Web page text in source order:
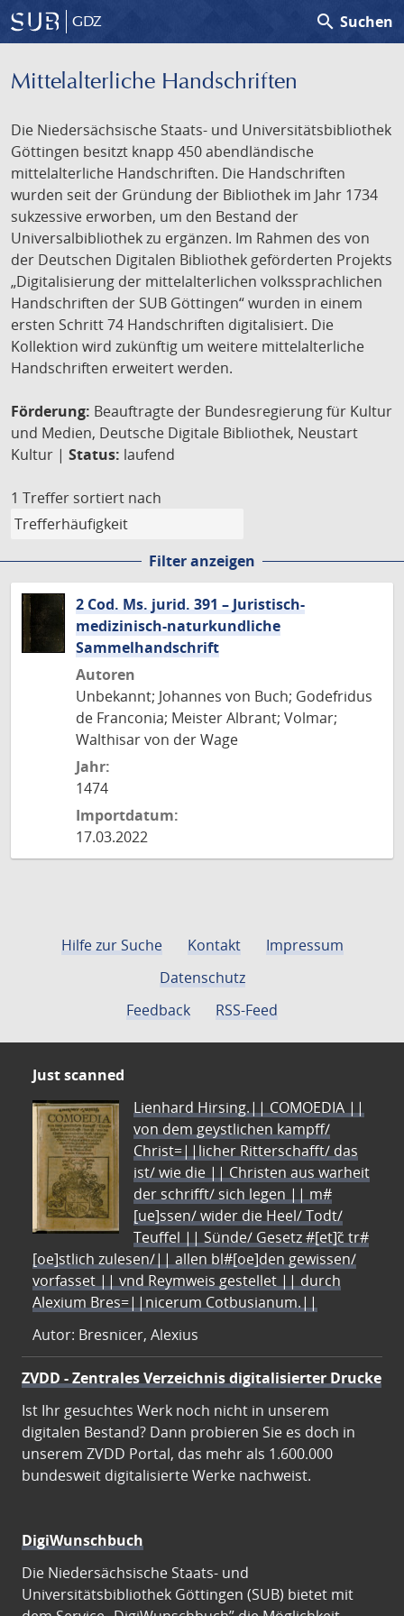
GDZ search Suchen
Mittelalterliche Handschriften
Die Niedersächsische Staats- und Universitätsbibliothek
Göttingen besitzt knapp 450 abendländische
mittelalterliche Handschriften. Die Handschriften
wurden seit der Gründung der Bibliothek im Jahr 1734
sukzessive erworben, um den Bestand der
Universalbibliothek zu ergänzen. Im Rahmen des von
der Deutschen Digitalen Bibliothek geförderten Projekts
„Digitalisierung der mittelalterlichen volkssprachlichen
Handschriften der SUB Göttingen“ wurden in einem
ersten Schritt 74 Handschriften digitalisiert. Die
Kollektion wird zukünftig um weitere mittelalterliche
Handschriften erweitert werden.
Förderung: Beauftragte der Bundesregierung für Kultur
und Medien, Deutsche Digitale Bibliothek, Neustart
Kultur | Status: laufend
1 Treffer sortiert nach
Filter anzeigen
2 Cod. Ms. jurid. 391 – Juristisch-
medizinisch-naturkundliche
Sammelhandschrift
Autoren
Unbekannt; Johannes von Buch; Godefridus
de Franconia; Meister Albrant; Volmar;
Walthisar von der Wage
Jahr:
1474
Importdatum:
17.03.2022
Hilfe zur Suche Kontakt
Impressum
Datenschutz
Feedback
RSS-Feed
Just scanned
Lienhard Hirsing.|| COMOEDIA ||
von dem geystlichen kampff/
Christ=||licher Ritterschafft/ das
ist/ wie die || Christen aus warheit
der schrifft/ sich legen || m#
[ue]ssen/ wider die Heel/ Todt/
Teuffel || Sünde/ Gesetz #[et]c̃ tr#
[oe]stlich zulesen/|| allen bl#[oe]den gewissen/
vorfasset || vnd Reymweis gestellet || durch
Alexium Bres=||nicerum Cotbusianum.||
Autor: Bresnicer, Alexius
ZVDD - Zentrales Verzeichnis digitalisierter Drucke
Ist Ihr gesuchtes Werk noch nicht in unserem
digitalen Bestand? Dann probieren Sie es doch in
unserem ZVDD Portal, das mehr als 1.600.000
bundesweit digitalisierte Werke nachweist.
DigiWunschbuch
Die Niedersächsische Staats- und
Universitätsbibliothek Göttingen (SUB) bietet mit